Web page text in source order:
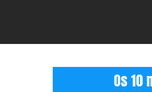
Os 10